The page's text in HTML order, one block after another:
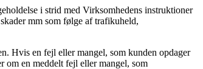
i strid med Virksomhedens instruktioner
mm som følge af trafikuheld,
Hvis en fejl eller mangel, som kunden opdager
om en meddelt fejl eller mangel, som